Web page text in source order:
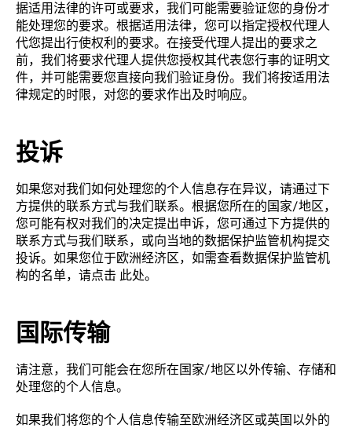
据适用法律的许可或要求，我们可能需要验证您的身份才
能处理您的要求。根据适用法律，您可以指定授权代理人
代您提出行使权利的要求。在接受代理人提出的要求之
前，我们将要求代理人提供您授权其代表您行事的证明文
件，并可能需要您直接向我们验证身份。我们将按适用法
律规定的时限，对您的要求作出及时响应。
投诉
如果您对我们如何处理您的个人信息存在异议，请通过下
方提供的联系方式与我们联系。根据您所在的国家/地区，
您可能有权对我们的决定提出申诉，您可通过下方提供的
联系方式与我们联系，或向当地的数据保护监管机构提交
投诉。如果您位于欧洲经济区，如需查看数据保护监管机
构的名单，请点击 此处。
国际传输
请注意，我们可能会在您所在国家/地区以外传输、存储和
处理您的个人信息。
如果我们将您的个人信息传输至欧洲经济区或英国以外的